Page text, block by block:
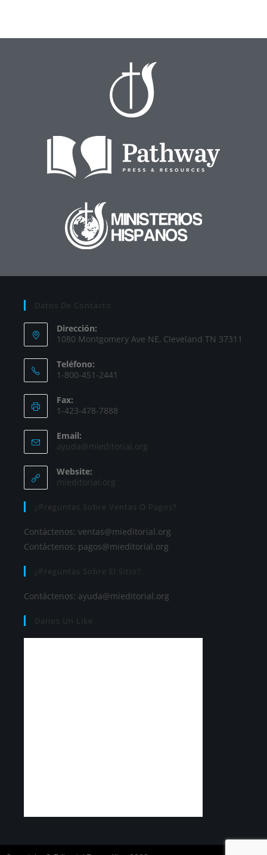
Datos De Contacto
Dirección:
1080 Montgomery Ave NE, Cleveland TN 37311
Teléfono:
1-800-451-2441
Fax:
1-423-478-7888
Email:
ayuda@mieditorial.org
Website:
mieditorial.org
¿Preguntas Sobre Ventas O Pagos?
Contáctenos: ventas@mieditorial.org
Contáctenos: pagos@mieditorial.org
¿Preguntas Sobre El Sitio?
Contáctenos: ayuda@mieditorial.org
Danos Un Like